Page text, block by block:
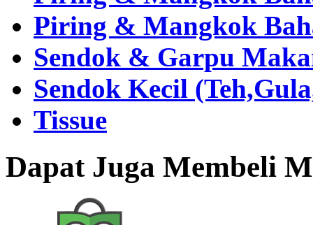
Piring & Mangkok
Sendok & Garpu
Sendok Kecil
Tissue
Dapat Juga Membeli